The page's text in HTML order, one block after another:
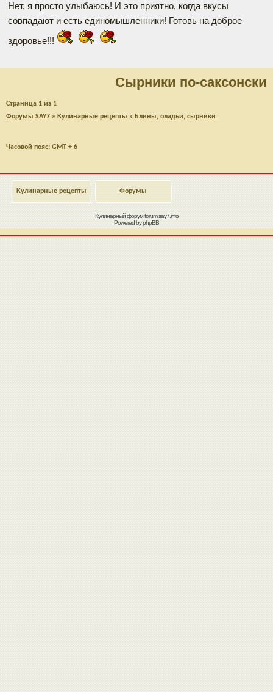
Нет, я просто улыбаюсь! И это приятно, когда вкусы
совпадают и есть единомышленники! Готовь на доброе
здоровье!!!
Сырники по-саксонски
Страница 1 из 1
Форумы SAY7 » Кулинарные рецепты » Блины, оладьи, сырники
Часовой пояс: GMT + 6
Кулинарные рецепты Форумы
Кулинарный форумforum.say7.info
Powered byphpBB